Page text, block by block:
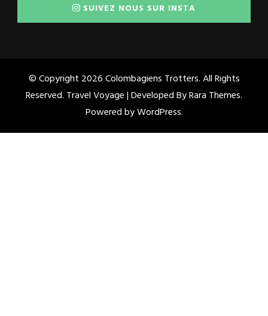
SUIVEZ NOUS SUR INSTA
© Copyright 2026Colombagiens Trotters. All Rights
Reserved. Travel Voyage | Developed ByRara Themes.
Powered byWordPress.